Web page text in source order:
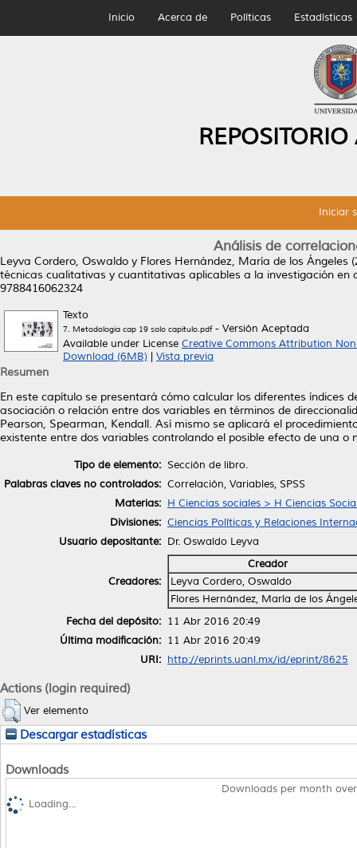
Inicio Acerca de Políticas Estadísticas
Iniciar
Análisis de
Leyva Cordero, Oswaldo y Flores Hernández, María de los Ángeles
técnicas cualitativas y cuantitativas aplicables a la investigación en
9788416062324
Texto
7. Metodología cap 19 solo capítulo.pdf- Versión Aceptada
Available under License Creative Commons Attribution
Download (6MB)
Vista previa
Resumen
En este capítulo se presentará cómo calcular los diferentes índices
asociación o relación entre dos variables en términos de
Pearson, Spearman, Kendall. Así mismo se aplicará el
existente entre dos variables controlando el posible efecto de una o
Tipo de elemento: Sección de libro.
Palabras claves no controlados: Correlación, Variables, SPSS
Materias: H Ciencias sociales > H Ciencias
Divisiones: Ciencias Políticas y Relaciones
Usuario depositante: Dr. Oswaldo Leyva
Creadores:
Creador
Leyva Cordero, Oswaldo
Flores Hernández, María de los
Fecha del depósito: 11 Abr 2016 20:49
Última modificación: 11 Abr 2016 20:49
URI: http://eprints.uanl.mx/id/eprint/8625
Actions (login required)
Ver elemento
Descargar estadísticas
Downloads
Downloads per month
Loading...